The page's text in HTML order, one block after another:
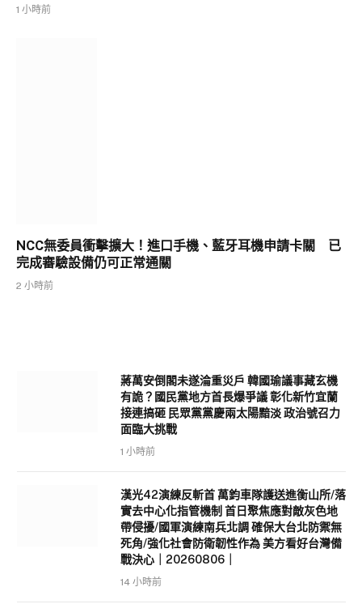
1 小時前
NCC無委員衝擊擴大！進口手機、藍牙耳機申請卡關 已
完成審驗設備仍可正常通關
2 小時前
蔣萬安倒閣未遂淪重災戶 韓國瑜議事藏玄機
有詭？國民黨地方首長爆爭議 彰化新竹宜蘭
接連搞砸 民眾黨黨慶兩太陽黯淡 政治號召力
面臨大挑戰
1 小時前
漢光42演練反斬首 萬鈞車隊護送進衡山所/落
實去中心化指管機制 首日聚焦應對敵灰色地
帶侵擾/國軍演練南兵北調 確保大台北防禦無
死角/強化社會防衛韌性作為 美方看好台灣備
戰決心｜20260806｜
14 小時前